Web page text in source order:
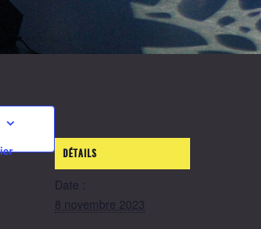
DÉTAILS
Date :
8 novembre 2023